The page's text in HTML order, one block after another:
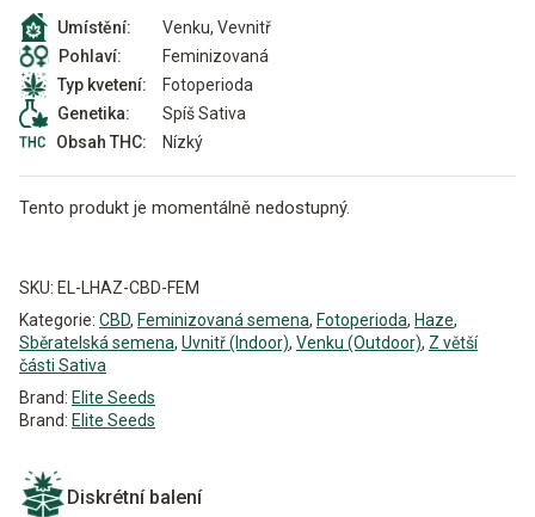
Umístění:
Venku, Vevnitř
Pohlaví:
Feminizovaná
Typ kvetení:
Fotoperioda
Genetika:
Spíš Sativa
Obsah THC:
Nízký
Tento produkt je momentálně nedostupný.
SKU: EL-LHAZ-CBD-FEM
Kategorie: CBD, Feminizovaná semena, Fotoperioda, Haze,
Sběratelská semena, Uvnitř (Indoor), Venku (Outdoor), Z větší
části Sativa
Brand: Elite Seeds
Brand: Elite Seeds
Diskrétní balení